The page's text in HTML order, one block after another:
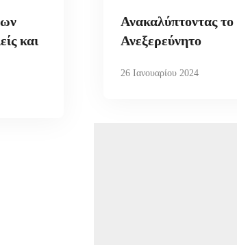
και
Ανακαλύπτοντας το
Ανεξερεύνητο
26 Ιανουαρίου 2024